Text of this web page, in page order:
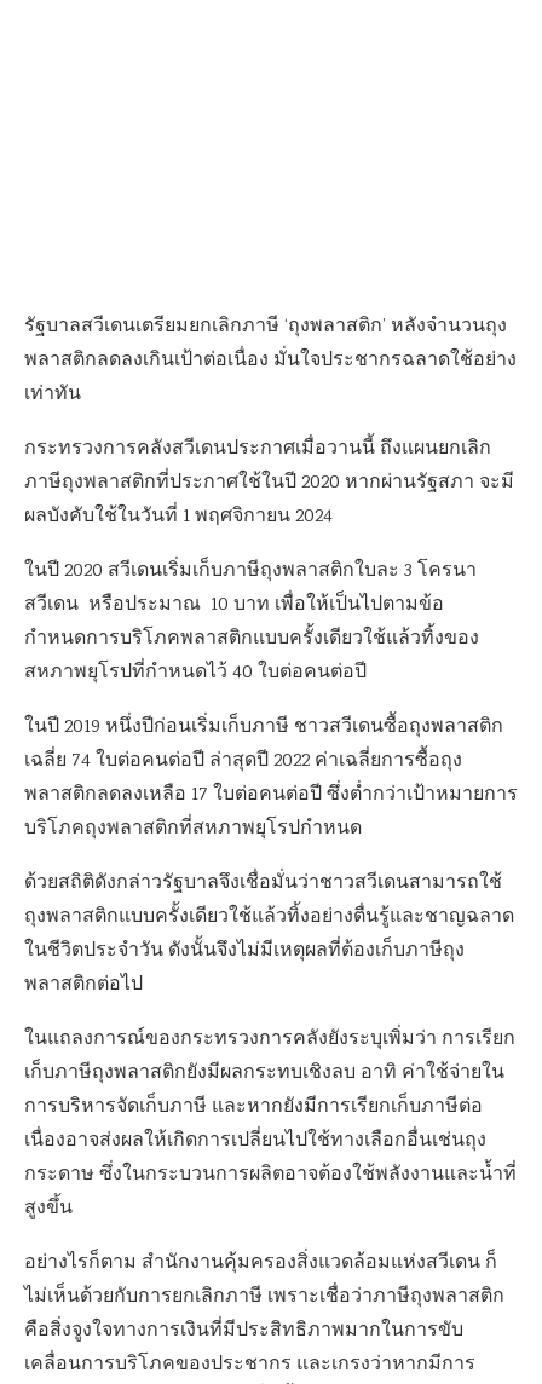
รัฐบาลสวีเดนเตรียมยกเลิกภาษี ‘ถุงพลาสติก’ หลังจำนวนถุง
พลาสติกลดลงเกินเป้าต่อเนื่อง มั่นใจประชากรฉลาดใช้อย่าง
เท่าทัน
กระทรวงการคลังสวีเดนประกาศเมื่อวานนี้ ถึงแผนยกเลิก
ภาษีถุงพลาสติกที่ประกาศใช้ในปี 2020 หากผ่านรัฐสภา จะมี
ผลบังคับใช้ในวันที่ 1 พฤศจิกายน 2024
ในปี 2020 สวีเดนเริ่มเก็บภาษีถุงพลาสติกใบละ 3 โครนา
สวีเดน หรือประมาณ 10 บาท เพื่อให้เป็นไปตามข้อ
กำหนดการบริโภคพลาสติกแบบครั้งเดียวใช้แล้วทิ้งของ
สหภาพยุโรปที่กำหนดไว้ 40 ใบต่อคนต่อปี
ในปี 2019 หนึ่งปีก่อนเริ่มเก็บภาษี ชาวสวีเดนซื้อถุงพลาสติก
เฉลี่ย 74 ใบต่อคนต่อปี ล่าสุดปี 2022 ค่าเฉลี่ยการซื้อถุง
พลาสติกลดลงเหลือ 17 ใบต่อคนต่อปี ซึ่งต่ำกว่าเป้าหมายการ
บริโภคถุงพลาสติกที่สหภาพยุโรปกำหนด
ด้วยสถิติดังกล่าวรัฐบาลจึงเชื่อมั่นว่าชาวสวีเดนสามารถใช้
ถุงพลาสติกแบบครั้งเดียวใช้แล้วทิ้งอย่างตื่นรู้และชาญฉลาด
ในชีวิตประจำวัน ดังนั้นจึงไม่มีเหตุผลที่ต้องเก็บภาษีถุง
พลาสติกต่อไป
ในแถลงการณ์ของกระทรวงการคลังยังระบุเพิ่มว่า การเรียก
เก็บภาษีถุงพลาสติกยังมีผลกระทบเชิงลบ อาทิ ค่าใช้จ่ายใน
การบริหารจัดเก็บภาษี และหากยังมีการเรียกเก็บภาษีต่อ
เนื่องอาจส่งผลให้เกิดการเปลี่ยนไปใช้ทางเลือกอื่นเช่นถุง
กระดาษ ซึ่งในกระบวนการผลิตอาจต้องใช้พลังงานและน้ำที่
สูงขึ้น
อย่างไรก็ตาม สำนักงานคุ้มครองสิ่งแวดล้อมแห่งสวีเดน ก็
ไม่เห็นด้วยกับการยกเลิกภาษี เพราะเชื่อว่าภาษีถุงพลาสติก
คือสิ่งจูงใจทางการเงินที่มีประสิทธิภาพมากในการขับ
เคลื่อนการบริโภคของประชากร และเกรงว่าหากมีการ